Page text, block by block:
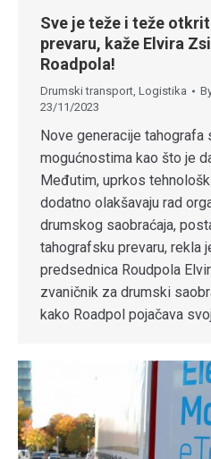
Sve je teže i teže
prevaru, kaže Elvira
Roadpola!
Drumski transport Logistika
23/11/2023
Nove generacije tahografa
mogućnostima kao što je
Međutim, uprkos
dodatno olakšavaju rad
drumskog saobraćaja,
tahografsku prevaru, rekla
predsednica Roudpola
zvaničnik za drumski
kako Roadpol pojačava